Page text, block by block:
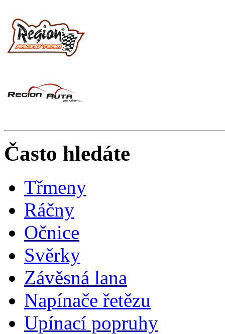
Často hledáte
Třmeny
Ráčny
Očnice
Svěrky
Závěsná lana
Napínače řetězu
Upínací popruhy